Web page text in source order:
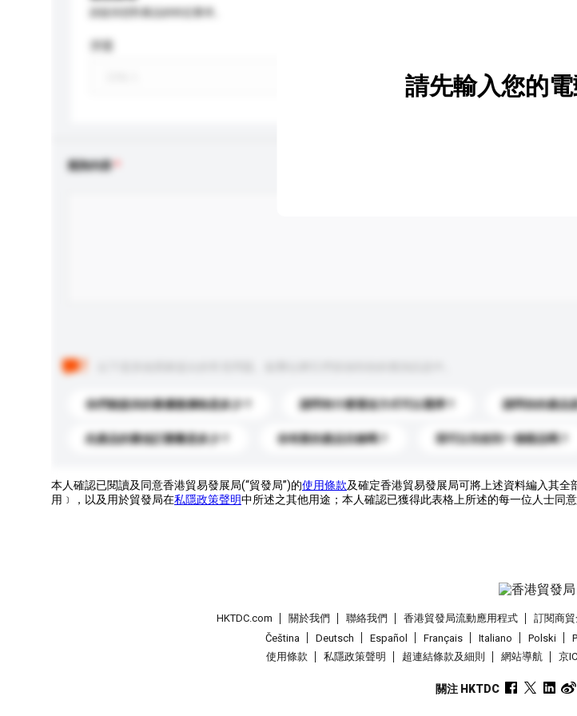
新增/刪除選項
查詢內容
你們能提供的最優惠價格是多少？ 請問有什麼運送方式可以選擇？ 請問你的產品
此產品的最低訂購量是多少？ 你有新的產品目錄嗎？ 我可以先收到一個樣品嗎？
請先輸入您的電
本人確認已閱讀及同意香港貿易發展局(“貿發局”)的使用條款及確定香港貿易發展局可將上述資料編入其
用﹞，以及用於貿發局在私隱政策聲明中所述之其他用途；本人確認已獲得此表格上所述的每一位人士同
HKTDC.com 關於我們 聯絡我們 香港貿發局流動應用程式 訂閱商
Čeština
Deutsch Español Français Italiano Polski
使用條款
私隱政策聲明 超連結條款及細則 網站導航 京
關注 HKTDC